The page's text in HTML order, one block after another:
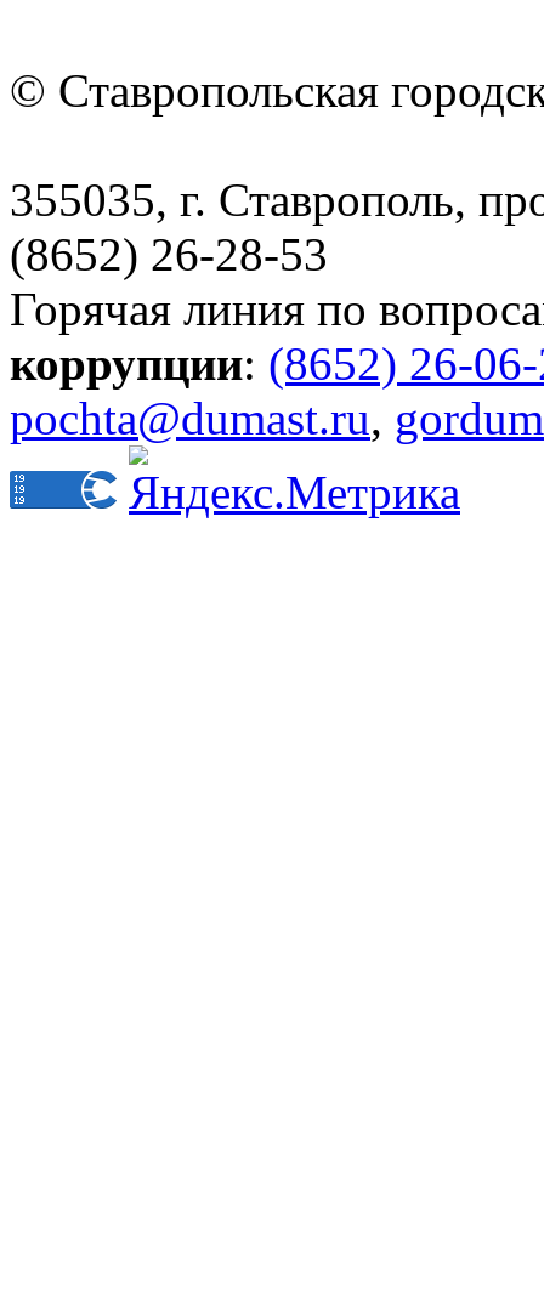
© Ставропольская
355035, г. Ставрополь,
(8652) 26-28-53
Горячая линия по
коррупции: (8652) 26-
pochta@dumast.ru,